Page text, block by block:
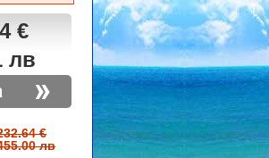
€
лв
€
лв